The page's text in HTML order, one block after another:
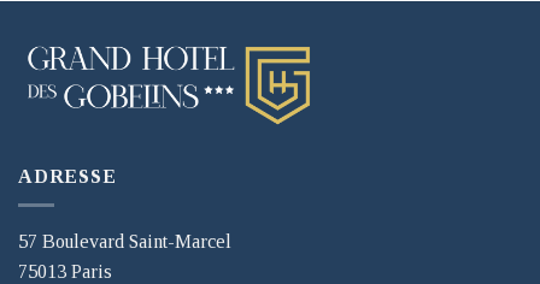
ADRESSE
57 Boulevard Saint-Marcel
75013 Paris